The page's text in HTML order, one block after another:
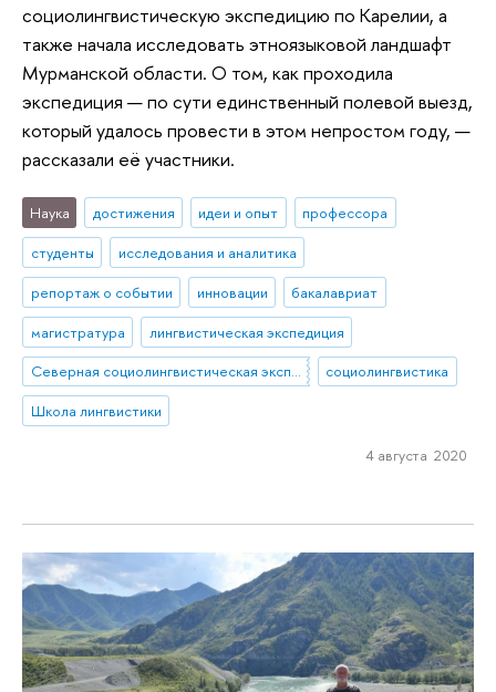
социолингвистическую экспедицию по Карелии, а
также начала исследовать этноязыковой ландшафт
Мурманской области. О том, как проходила
экспедиция — по сути единственный полевой выезд,
который удалось провести в этом непростом году, —
рассказали её участники.
Наука достижения идеи и опыт
профессора
студенты
исследования и аналитика
репортаж о событии
инновации
бакалавриат
магистратура
лингвистическая экспедиция
Северная социолингвистическая экспедиция
социолингвистика
Школа лингвистики
4 августа 2020